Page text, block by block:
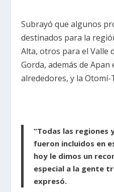
Subrayó que algunos
destinados para la
Alta, otros para el Valle
Gorda, además de
alrededores, y la Otomí-
“Todas las regiones
fueron incluidos en
hoy le dimos un
especial a la gente
expresó.